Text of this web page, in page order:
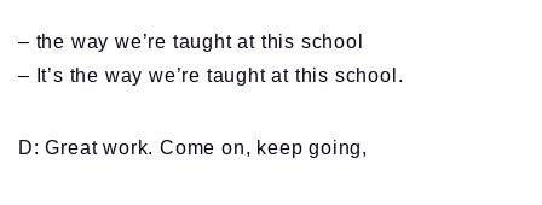
– the way we’re taught at this school
– It’s the way we’re taught at this school.
D: Great work. Come on, keep going,